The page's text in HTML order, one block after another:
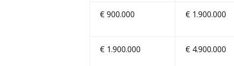
€ 900.000 € 1.900.000
€ 1.900.000 € 4.900.000